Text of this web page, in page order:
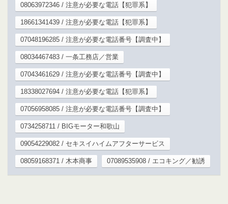
08063972346 / 注意が必要な電話【犯罪系】
18661341439 / 注意が必要な電話【犯罪系】
07048196285 / 注意が必要な電話番号【調査中】
08034467483 / 一条工務店／営業
07043461629 / 注意が必要な電話番号【調査中】
18338027694 / 注意が必要な電話【犯罪系】
07056958085 / 注意が必要な電話番号【調査中】
0734258711 / BIGモーター和歌山
09054229082 / セキスイハイムアフターサービス
08059168371 / 木本商事 07089535908 / エコキング／勧誘